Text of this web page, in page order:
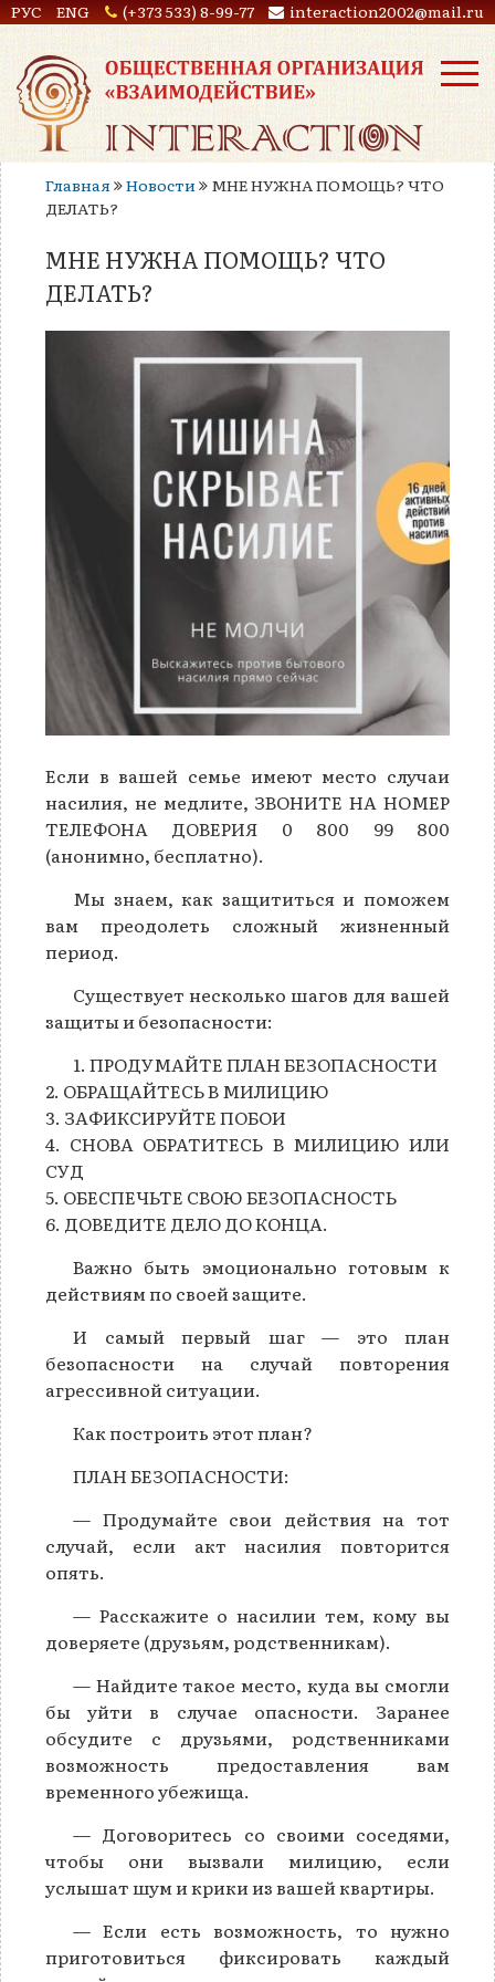
РУС ENG (+373 533) 8-99-77 interaction2002@mail.ru
Главная Новости
МНЕ НУЖНА ПОМОЩЬ? ЧТО
ДЕЛАТЬ?
МНЕ НУЖНА ПОМОЩЬ? ЧТО
ДЕЛАТЬ?
Если в вашей семье имеют место случаи
насилия, не медлите, ЗВОНИТЕ НА НОМЕР
ТЕЛЕФОНА ДОВЕРИЯ 0 800 99 800
(анонимно, бесплатно).
Мы знаем, как защититься и поможем
вам преодолеть сложный жизненный
период.
Существует несколько шагов для вашей
защиты и безопасности:
1. ПРОДУМАЙТЕ ПЛАН БЕЗОПАСНОСТИ
2. ОБРАЩАЙТЕСЬ В МИЛИЦИЮ
3. ЗАФИКСИРУЙТЕ ПОБОИ
4. СНОВА ОБРАТИТЕСЬ В МИЛИЦИЮ ИЛИ
СУД
5. ОБЕСПЕЧЬТЕ СВОЮ БЕЗОПАСНОСТЬ
6. ДОВЕДИТЕ ДЕЛО ДО КОНЦА.
Важно быть эмоционально готовым к
действиям по своей защите.
И самый первый шаг — это план
безопасности на случай повторения
агрессивной ситуации.
Как построить этот план?
ПЛАН БЕЗОПАСНОСТИ:
— Продумайте свои действия на тот
случай, если акт насилия повторится
опять.
— Расскажите о насилии тем, кому вы
доверяете (друзьям, родственникам).
— Найдите такое место, куда вы смогли
бы уйти в случае опасности. Заранее
обсудите с друзьями, родственниками
возможность предоставления вам
временного убежища.
— Договоритесь со своими соседями,
чтобы они вызвали милицию, если
услышат шум и крики из вашей квартиры.
— Если есть возможность, то нужно
приготовиться фиксировать каждый